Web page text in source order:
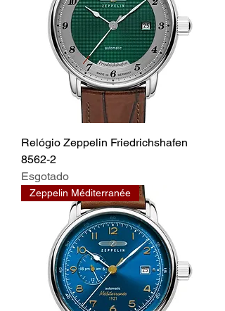
Relógio Zeppelin Friedrichshafen
8562-2
Esgotado
Zeppelin Méditerranée